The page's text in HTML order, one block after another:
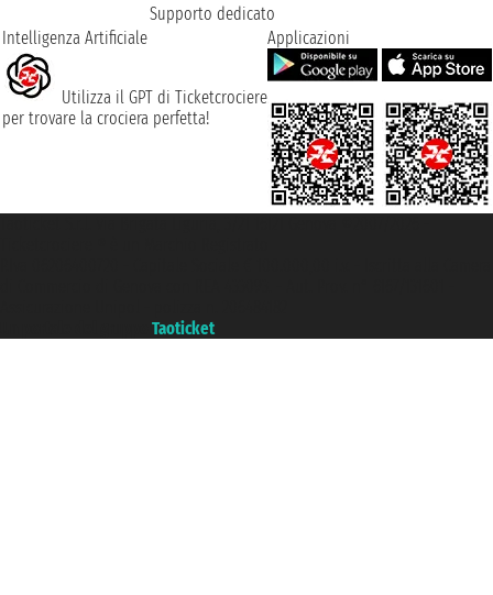
Supporto dedicato
Intelligenza Artificiale
Utilizza il GPT di Ticketcrociere
per trovare la crociera perfetta!
Applicazioni
Taoticket